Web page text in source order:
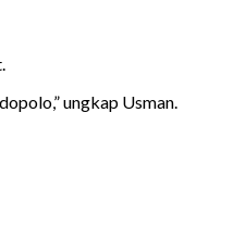
ungkap Usman.